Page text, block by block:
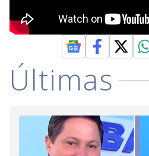
Últimas